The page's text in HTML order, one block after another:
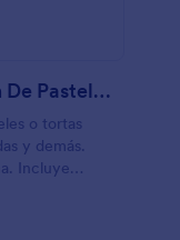
Formulario Para Cotización De Pastelería Elaboración De Pastel
o tortas
y demás.
Incluye